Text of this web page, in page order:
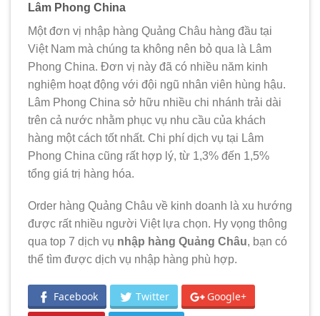
Lâm Phong China
Một đơn vị nhập hàng Quảng Châu hàng đầu tại
Việt Nam mà chúng ta không nên bỏ qua là Lâm
Phong China. Đơn vị này đã có nhiều năm kinh
nghiệm hoạt động với đội ngũ nhân viên hùng hậu.
Lâm Phong China sở hữu nhiều chi nhánh trải dài
trên cả nước nhằm phục vụ nhu cầu của khách
hàng một cách tốt nhất. Chi phí dịch vụ tại Lâm
Phong China cũng rất hợp lý, từ 1,3% đến 1,5%
tổng giá trị hàng hóa.
Order hàng Quảng Châu về kinh doanh là xu hướng
được rất nhiều người Việt lựa chọn. Hy vọng thông
qua top 7 dịch vụ nhập hàng Quảng Châu, bạn có
thể tìm được dịch vụ nhập hàng phù hợp.
Facebook Twitter Google+